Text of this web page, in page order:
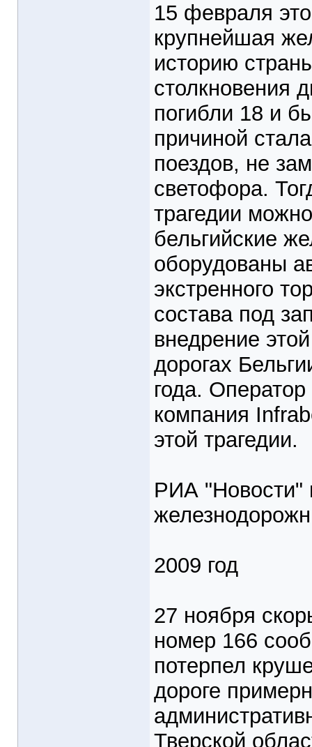
15 февраля
крупнейшая
историю
столкновения
погибли 18 и
причиной
поездов, не
светофора.
трагедии
бельгийские
оборудованы
экстренного
состава под
внедрение
дорогах
года.
компания
этой трагедии.
РИА "Новости"
2009 год
27 ноября
номер 166
потерпел
дороге
Тверской